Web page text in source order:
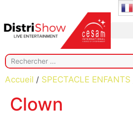
Accueil / SPECTACLE ENFANTS
Clown